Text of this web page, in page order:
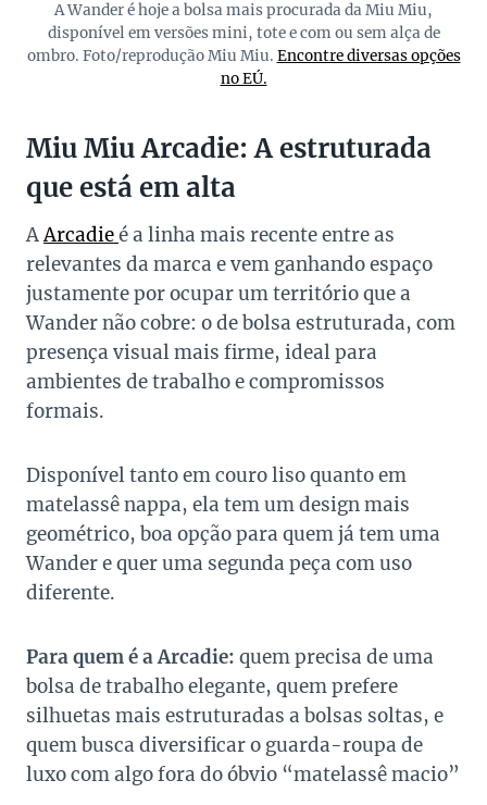
A Wander é hoje a bolsa mais procurada da Miu Miu,
disponível em versões mini, tote e com ou sem alça de
ombro. Foto/reprodução Miu Miu. Encontre diversas opções
no EÚ.
Miu Miu Arcadie: A estruturada
que está em alta
AArcadieé a linha mais recente entre as
relevantes da marca e vem ganhando espaço
justamente por ocupar um território que a
Wander não cobre: o de bolsa estruturada, com
presença visual mais firme, ideal para
ambientes de trabalho e compromissos
formais.
Disponível tanto em couro liso quanto em
matelassê nappa, ela tem um design mais
geométrico, boa opção para quem já tem uma
Wander e quer uma segunda peça com uso
diferente.
Para quem é a Arcadie: quem precisa de uma
bolsa de trabalho elegante, quem prefere
silhuetas mais estruturadas a bolsas soltas, e
quem busca diversificar o guarda-roupa de
luxo com algo fora do óbvio “matelassê macio”